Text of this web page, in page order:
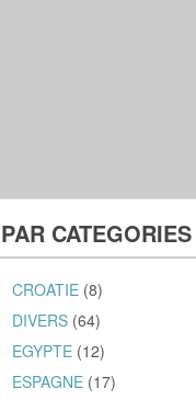
CATEGORIES
CROATIE (8)
DIVERS (64)
EGYPTE (12)
ESPAGNE (17)